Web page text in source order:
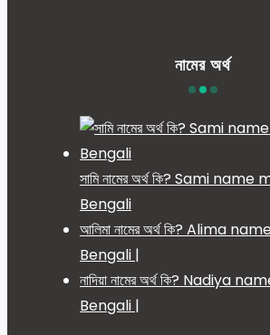
নামের অর্থ
সামি নামের অর্থ কি? Sami
Bengali
আলিমা নামের অর্থ কি? Alima
Bengali |
নাদিয়া নামের অর্থ কি? Nadiya
Bengali |